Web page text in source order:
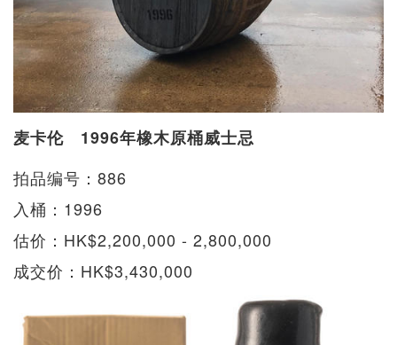
麦卡伦 1996年橡木原桶威士忌
拍品编号：886
入桶：1996
估价：HK$2,200,000 - 2,800,000
成交价：HK$3,430,000